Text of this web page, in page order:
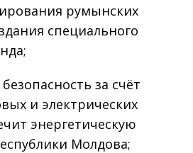
румынских
специального
за счёт
и электрических
энергетическую
Молдова;